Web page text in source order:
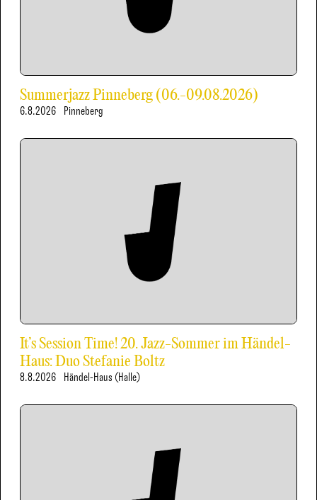
Summerjazz Pinneberg (06.-09.08.2026)
6.8.2026 Pinneberg
It’s Session Time! 20. Jazz-Sommer im Händel-
Haus: Duo Stefanie Boltz
8.8.2026 Händel-Haus (Halle)